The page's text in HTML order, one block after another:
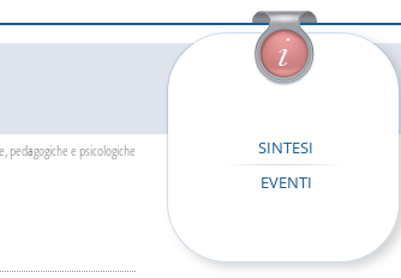
pedagogiche e psicologiche
SINTESI
EVENTI